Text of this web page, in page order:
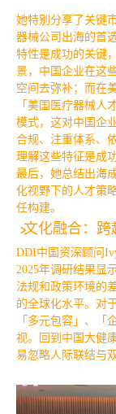
她特别分享了关键
器械公司出海的首
特性是成功的关键
景，中国企业在这
空间去弥补；而在
「美国医疗器械人
模式，这对中国企
合规、注重体系、
理解这些特征是成
最后，她总结出海
化视野下的人才策
任构建。
文化融合：跨
DDI中国资深顾问
2025年调研结果
法规和政策环境的
的全球化水平。对
「多元包容」、「
视。回到中国大健
易忽略人际联结与